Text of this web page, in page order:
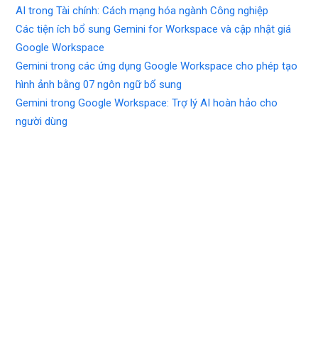
AI trong Tài chính: Cách mạng hóa ngành Công nghiệp
Các tiện ích bổ sung Gemini for Workspace và cập nhật giá
Google Workspace
Gemini trong các ứng dụng Google Workspace cho phép tạo
hình ảnh bằng 07 ngôn ngữ bổ sung
Gemini trong Google Workspace: Trợ lý AI hoàn hảo cho
người dùng